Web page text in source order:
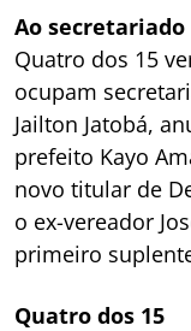
Ao secretariado
Quatro dos 15
ocupam
Jailton Jatobá,
prefeito Kayo
novo titular de
o ex-vereador
primeiro
Quatro dos 15